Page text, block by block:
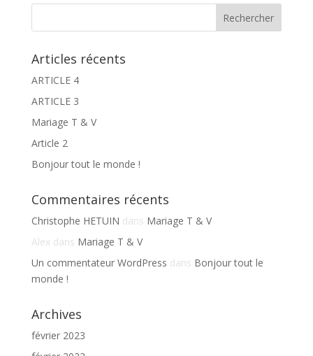
Articles récents
ARTICLE 4
ARTICLE 3
Mariage T & V
Article 2
Bonjour tout le monde !
Commentaires récents
Christophe HETUIN dans Mariage T & V
Alex dans Mariage T & V
Un commentateur WordPress dans Bonjour tout le
monde !
Archives
février 2023